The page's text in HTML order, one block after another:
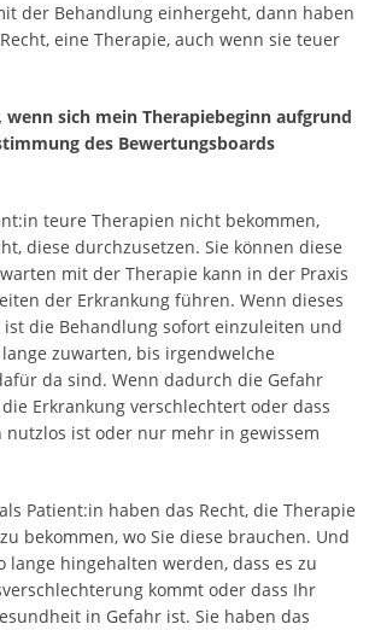
der Behandlung einhergeht, dann haben
eine Therapie, auch wenn sie teuer
sich mein Therapiebeginn aufgrund
des Bewertungsboards
teure Therapien nicht bekommen,
diese durchzusetzen. Sie können diese
mit der Therapie kann in der Praxis
der Erkrankung führen. Wenn dieses
ist die Behandlung sofort einzuleiten und
zuwarten, bis irgendwelche
da sind. Wenn dadurch die Gefahr
Erkrankung verschlechtert oder dass
nutzlos ist oder nur mehr in gewissem
Patient:in haben das Recht, die Therapie
bekommen, wo Sie diese brauchen. Und
lange hingehalten werden, dass es zu
kommt oder dass Ihr
in Gefahr ist. Sie haben das